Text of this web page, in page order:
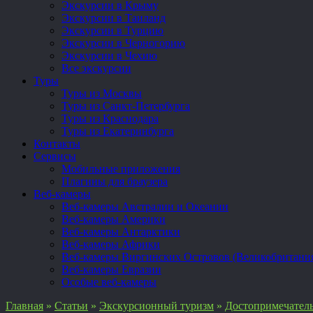
Экскурсии в Крыму
Экскурсии в Таиланд
Экскурсии в Турцию
Экскурсии в Черногорию
Экскурсии в Чехию
Все экскурсии
Туры
Туры из Москвы
Туры из Санкт-Петербурга
Туры из Краснодара
Туры из Екатеринбурга
Контакты
Сервисы
Мобильные приложения
Плагины для браузера
Веб-камеры
Веб-камеры Австралии и Океании
Веб-камеры Америки
Веб-камеры Антарктики
Веб-камеры Африки
Веб-камеры Виргинских Островов
Веб-камеры Евразии
Особые веб-камеры
Главная » Статьи » Экскурсионный туризм »